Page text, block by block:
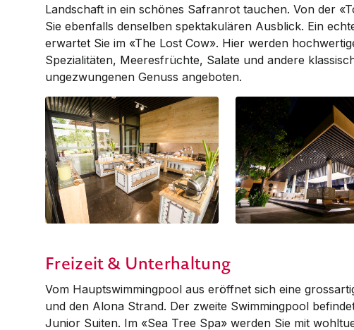
Landschaft in ein schönes Saf­ran­rot tauchen. Von der
Sie ebenfalls denselben spektakulären Ausblick. Ein
erwartet Sie im «The Lost Cow». Hier werden
Spezialitäten, Meeresfrüchte, Salate und andere
ungezwungenen Genuss angeboten.
Freizeit & Unterhaltung
Vom Hauptswimmingpool aus er­öff­net sich eine
und den Alona Strand. Der zweite Swimmingpool
Junior Suiten. Im «Sea Tree Spa» werden Sie mit